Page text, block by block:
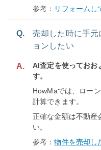
参考： リフォームし
Q.
売却した時に手
ョンしたい
A.
AI査定を使っておお
す。
HowMaでは、ロー
計算できます。
正確な金額は不動産
い。
参考：物件を売却し